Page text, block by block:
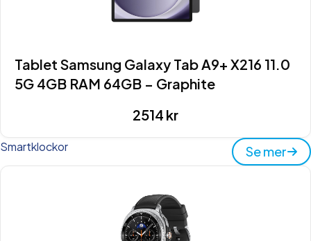
Tablet Samsung Galaxy Tab A9+ X216 11.0
5G 4GB RAM 64GB – Graphite
2514 kr
Smartklockor Se mer